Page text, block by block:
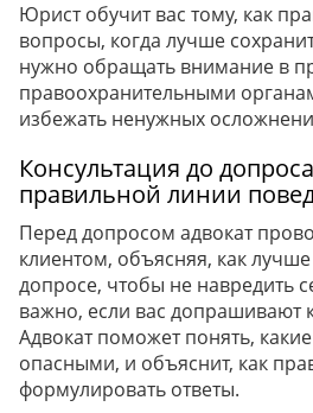
Юрист обучит вас тому, как
вопросы, когда лучше
нужно обращать внимание в
правоохранительными
избежать ненужных
Консультация до
правильной линии
Перед допросом адвокат
клиентом, объясняя, как лучше
допросе, чтобы не навредить
важно, если вас допрашивают
Адвокат поможет понять,
опасными, и объяснит, как
формулировать ответы.